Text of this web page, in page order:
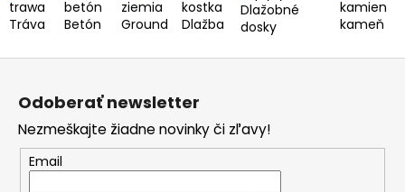
Tráva Betón Ground Dlažba
Dlažobné
dosky
kameň
Odoberať newsletter
Nezmeškajte žiadne novinky či zľavy!
Email